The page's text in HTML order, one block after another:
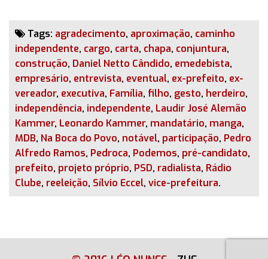
Tags: agradecimento, aproximação, caminho
independente, cargo, carta, chapa, conjuntura,
construção, Daniel Netto Cândido, emedebista,
empresário, entrevista, eventual, ex-prefeito, ex-
vereador, executiva, Família, filho, gesto, herdeiro,
independência, independente, Laudir José Alemão
Kammer, Leonardo Kammer, mandatário, manga,
MDB, Na Boca do Povo, notável, participação, Pedro
Alfredo Ramos, Pedroca, Podemos, pré-candidato,
prefeito, projeto próprio, PSD, radialista, Rádio
Clube, reeleição, Sílvio Eccel, vice-prefeitura.